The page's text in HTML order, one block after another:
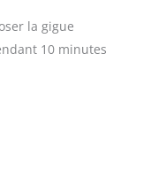
la gigue
10 minutes